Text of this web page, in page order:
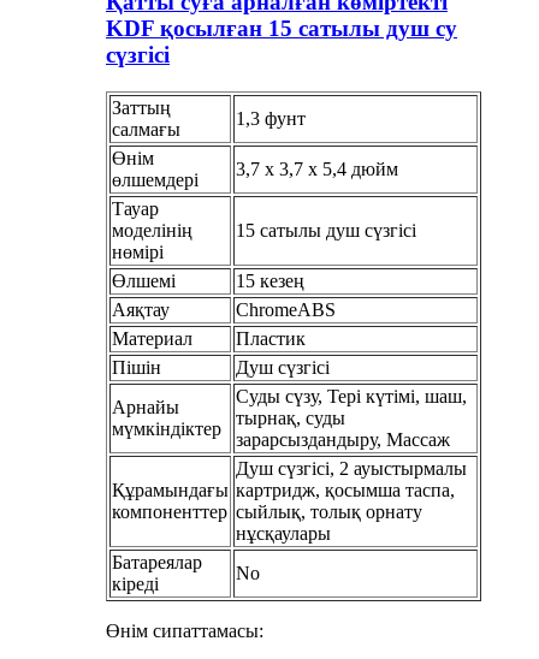
KDF қосылған 15 сатылы душ су
сүзгісі
Заттың
салмағы
1,3 фунт
Өнім
өлшемдері
3,7 x 3,7 x 5,4 дюйм
Тауар
моделінің
нөмірі
15 сатылы душ сүзгісі
Өлшемі
15 кезең
Аяқтау
ChromeABS
Материал
Пластик
Пішін
Душ сүзгісі
Арнайы
мүмкіндіктер
Суды сүзу, Тері күтімі, шаш,
тырнақ, суды
зарарсыздандыру, Массаж
Құрамындағы
компоненттер
Душ сүзгісі, 2 ауыстырмалы
картридж, қосымша таспа,
сыйлық, толық орнату
нұсқаулары
Батареялар
кіреді
No
Өнім сипаттамасы: